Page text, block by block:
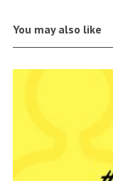
You may also like